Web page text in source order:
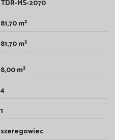
TDR-MS-2070
81,70 m²
81,70 m²
8,00 m²
4
1
szeregowiec